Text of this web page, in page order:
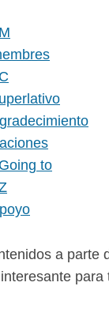
to
a parte
para